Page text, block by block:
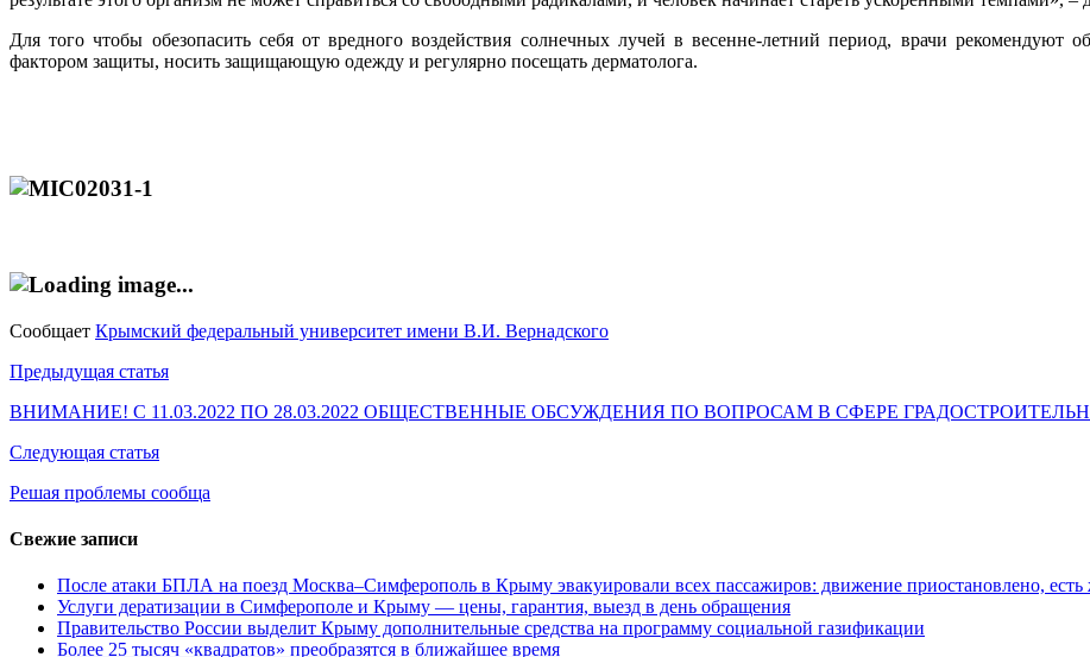
Для того чтобы обезопасить себя от вредного воздействия солнечных лучей в весенне-летний период, врачи рекомендуют
фактором защиты, носить защищающую одежду и регулярно посещать дерматолога.
Сообщает Крымский федеральный университет имени В.И. Вернадского
Навигация
по
записям
Предыдущая статья
ВНИМАНИЕ! С 11.03.2022 ПО 28.03.2022 ОБЩЕСТВЕННЫЕ ОБСУЖДЕНИЯ ПО ВОПРОСАМ В СФЕРЕ
Следующая статья
Решая проблемы сообща
Свежие записи
После атаки БПЛА на поезд Москва–Симферополь в Крыму эвакуировали всех пассажиров: движение приостановлено, есть
Услуги дератизации в Симферополе и Крыму — цены, гарантия, выезд в день обращения
Правительство России выделит Крыму дополнительные средства на программу социальной газификации
Более 25 тысяч «квадратов» преобразятся в ближайшее время